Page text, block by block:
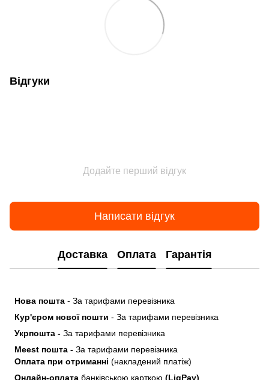
Відгуки
Додайте перший відгук
Написати відгук
Доставка Оплата Гарантія
Нова пошта - За тарифами перевізника
Кур'єром нової пошти - За тарифами перевізника
Укрпошта - За тарифами перевізника
Meest пошта - За тарифами перевізника
Оплата при отриманні (накладений платіж)
Онлайн-оплата банківською карткою (LiqPay)